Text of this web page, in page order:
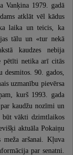
Vanķina 1979. gadā
atklāt vēl kādus
laika un teicis, ka
tālu un «tur nekā
kaudzes nebija
pētīti netika arī citās
90. gados,
uzmanību pievērsa
kurš 1993. gada
kaudžu nozīmi un
būt vākti dzimtlaikos
aktuāla Pokaiņu
meža aršanai. Kļuva
par senatni.